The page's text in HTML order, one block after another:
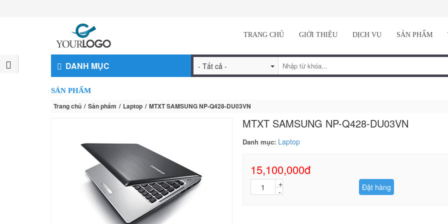
TRANG CHỦ GIỚI THIỆU DỊCH VỤ SẢN PHẨM
DANH MỤC
SẢN PHẨM
Trang chủ Sản phẩm Laptop MTXT SAMSUNG NP-Q428-DU03VN
MTXT SAMSUNG NP-Q428-DU03VN
Danh mục: Laptop
15,100,000đ
Đặt hàng